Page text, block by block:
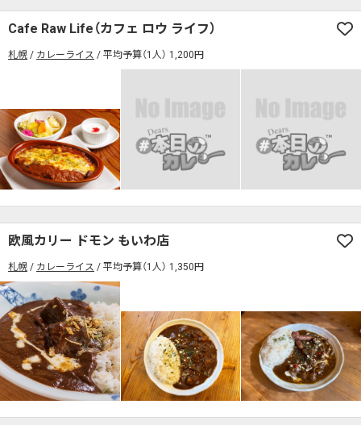
Cafe Raw Life（カフェ ロウ ライフ）
札幌 カレーライス 平均予算（1人） 1,200円
欧風カリー ドモン もいわ店
札幌 カレーライス 平均予算（1人） 1,350円